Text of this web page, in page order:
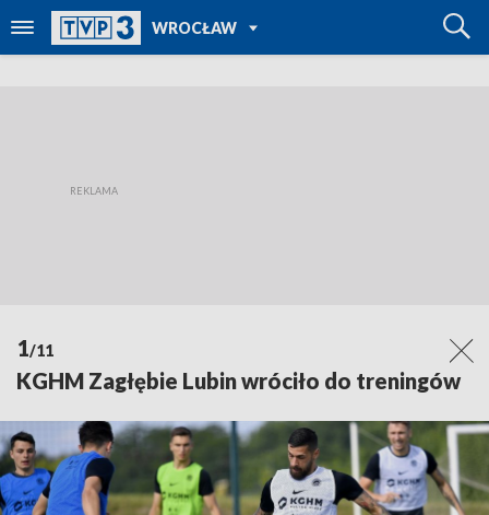
WROCŁAW
TVP REGIONY
1/11
KGHM Zagłębie Lubin wróciło do treningów